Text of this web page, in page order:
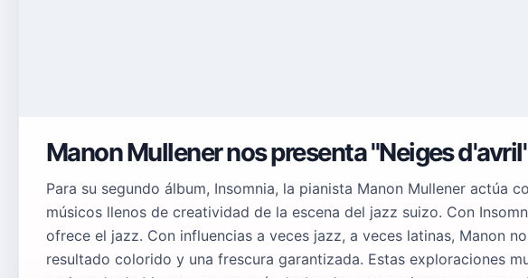
Manon Mullener nos presenta "Neiges
Para su segundo álbum, Insomnia, la pianista Manon Mullener actúa
músicos llenos de creatividad de la escena del jazz suizo. Con
ofrece el jazz. Con influencias a veces jazz, a veces latinas, Manon
resultado colorido y una frescura garantizada. Estas exploraciones